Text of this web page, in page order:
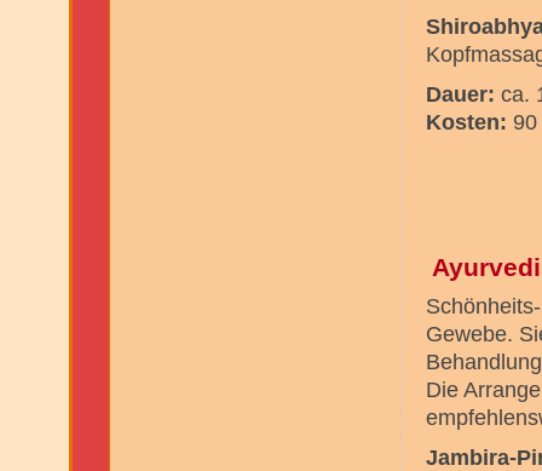
Dauer: ca.
Kosten:
Gewebe.
Die
Jambira-